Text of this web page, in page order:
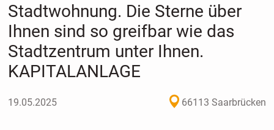
Stadtwohnung. Die Sterne über
Ihnen sind so greifbar wie das
Stadtzentrum unter Ihnen.
KAPITALANLAGE
19.05.2025 66113 Saarbrücken